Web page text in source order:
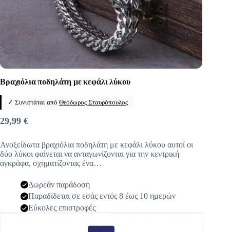
Βραχιόλια ποδηλάτη με κεφάλι λύκου
✓ Συνιστάται από Θεόδωρος Σταυρόπουλος
29,99 €
Ανοξείδωτα βραχιόλια ποδηλάτη με κεφάλι λύκου αυτοί οι
δύο λύκοι φαίνεται να ανταγωνίζονται για την κεντρική
αγκράφα, σχηματίζοντας ένα…
Δωρεάν παράδοση
Παραδίδεται σε εσάς εντός 8 έως 10 ημερών
Εύκολες επιστροφές